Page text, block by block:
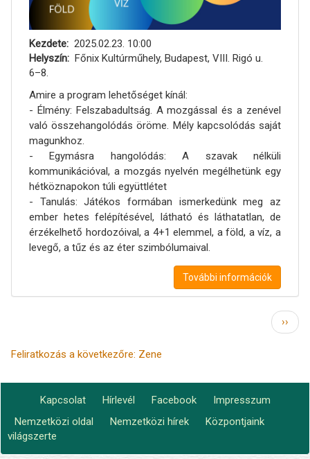
Kezdete
2025.02.23. 10:00
Helyszín
Főnix Kultúrműhely, Budapest, VIII. Rigó u.
6–8.
Amire a program lehetőséget kínál:
- Élmény: Felszabadultság. A mozgással és a zenével
való összehangolódás öröme. Mély kapcsolódás saját
magunkhoz.
- Egymásra hangolódás: A szavak nélküli
kommunikációval, a mozgás nyelvén megélhetünk egy
hétköznapokon túli együttlétet
- Tanulás: Játékos formában ismerkedünk meg az
ember hetes felépítésével, látható és láthatatlan, de
érzékelhető hordozóival, a 4+1 elemmel, a föld, a víz, a
levegő, a tűz és az éter szimbólumaival.
További információk
oldal
››
Feliratkozás a következőre: Zene
Footer
menu
Kapcsolat Hírlevél Facebook Impresszum
Lábléc2
Nemzetközi oldal Nemzetközi hírek
Központjaink
világszerte